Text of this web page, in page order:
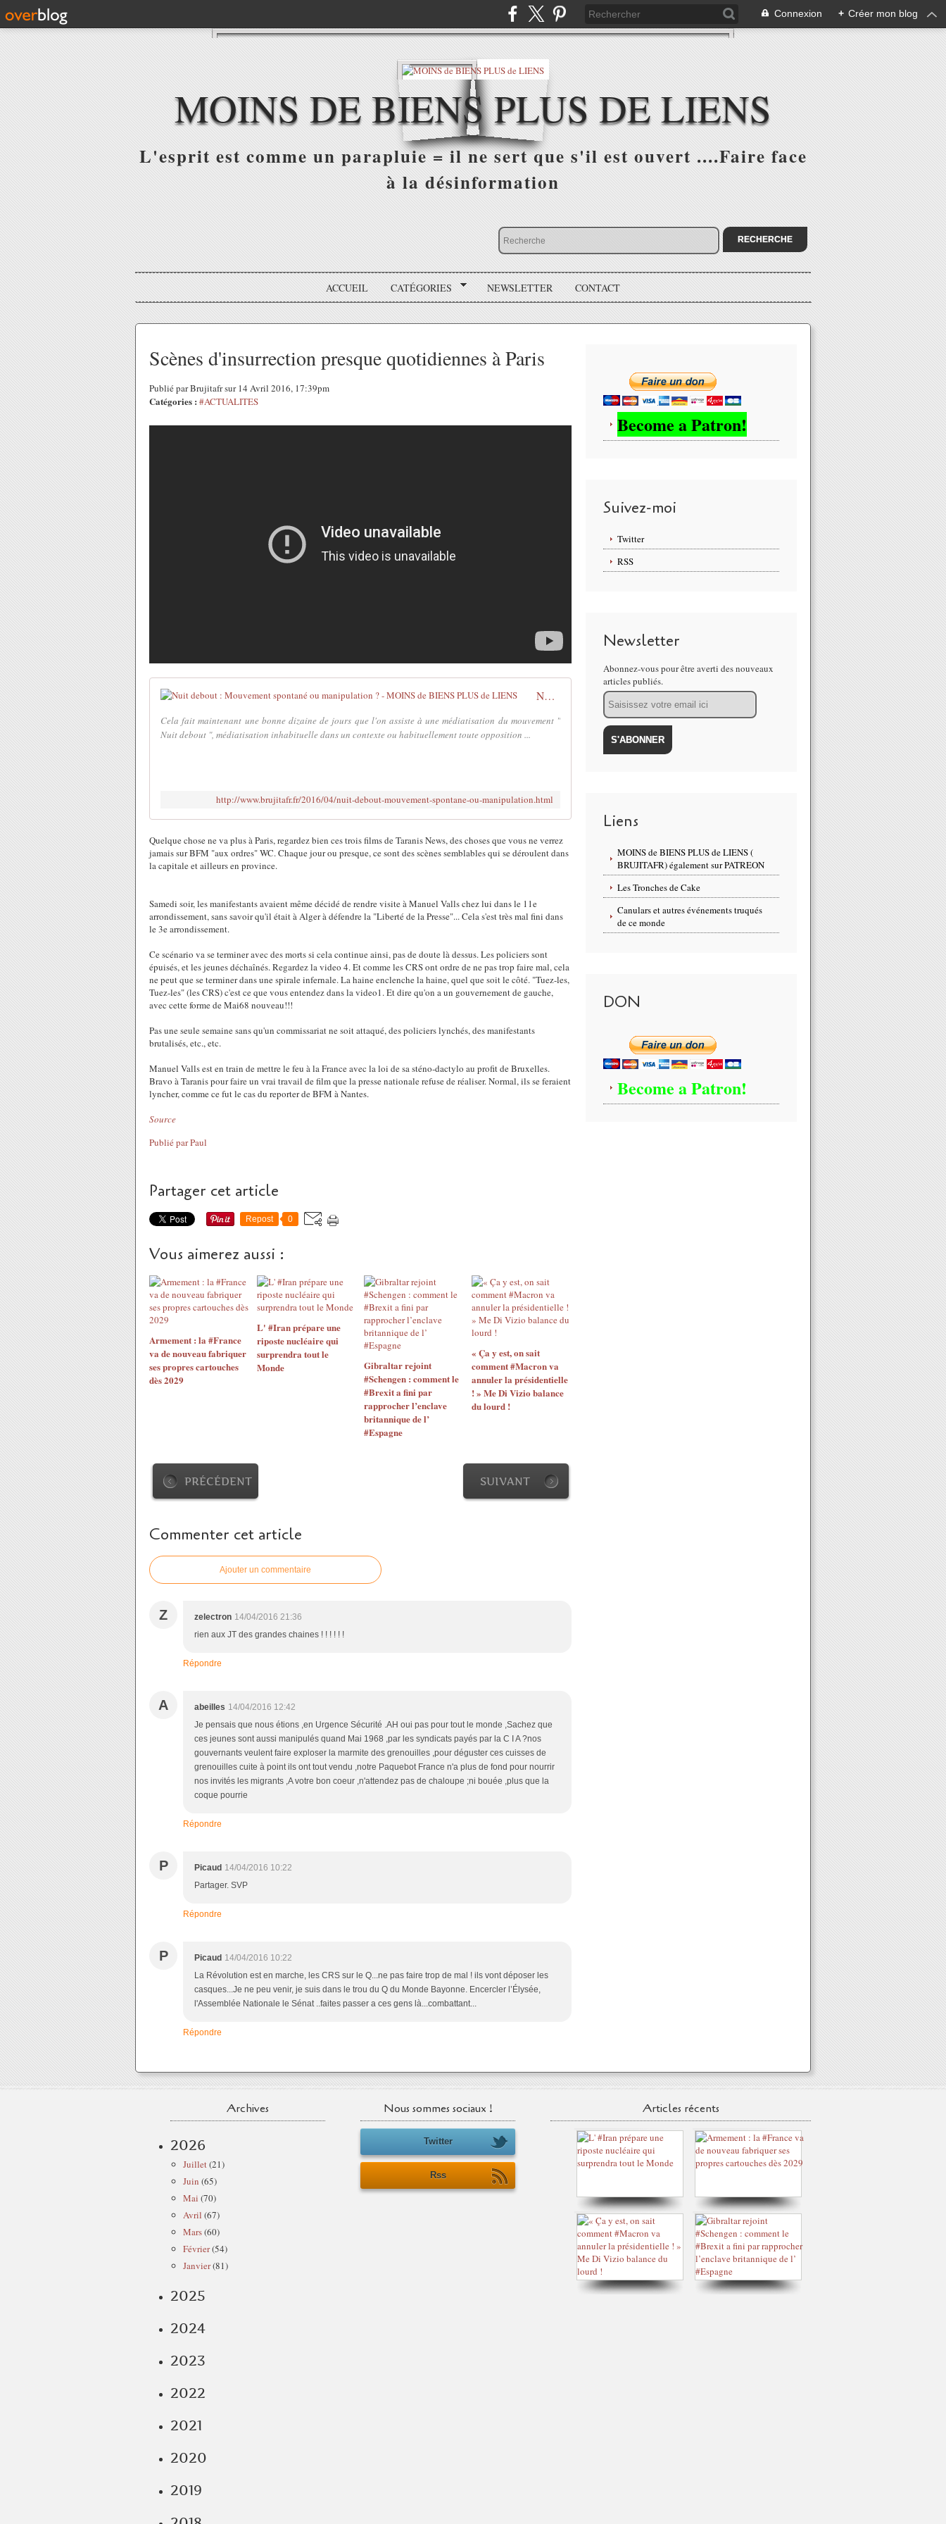
Connexion + Créer mon blog
MOINS DE BIENS PLUS DE LIENS
L'esprit est comme un parapluie = il ne sert que s'il est ouvert ....Faire face
à la désinformation
ACCUEIL CATÉGORIES NEWSLETTER CONTACT
Scènes d'insurrection presque quotidiennes à Paris
Publié par Brujitafr sur 14 Avril 2016, 17:39pm
Catégories : #ACTUALITES
Nuit debout : Mouvement spontané ou manipulation ? - MOINS de BIENS PLUS de LIENS
Cela fait maintenant une bonne dizaine de jours que l'on assiste à une médiatisation du mouvement "
Nuit debout ", médiatisation inhabituelle dans un contexte ou habituellement toute opposition ...
http://www.brujitafr.fr/2016/04/nuit-debout-mouvement-spontane-ou-manipulation.html
Quelque chose ne va plus à Paris, regardez bien ces trois films de Taranis News, des choses que vous ne verrez
jamais sur BFM "aux ordres" WC. Chaque jour ou presque, ce sont des scènes semblables qui se déroulent dans
la capitale et ailleurs en province.
Samedi soir, les manifestants avaient même décidé de rendre visite à Manuel Valls chez lui dans le 11e
arrondissement, sans savoir qu'il était à Alger à défendre la "Liberté de la Presse"... Cela s'est très mal fini dans
le 3e arrondissement.
Ce scénario va se terminer avec des morts si cela continue ainsi, pas de doute là dessus. Les policiers sont
épuisés, et les jeunes déchaînés. Regardez la video 4. Et comme les CRS ont ordre de ne pas trop faire mal, cela
ne peut que se terminer dans une spirale infernale. La haine enclenche la haine, quel que soit le côté. "Tuez-les,
Tuez-les" (les CRS) c'est ce que vous entendez dans la video1. Et dire qu'on a un gouvernement de gauche,
avec cette forme de Mai68 nouveau!!!
Pas une seule semaine sans qu'un commissariat ne soit attaqué, des policiers lynchés, des manifestants
brutalisés, etc., etc.
Manuel Valls est en train de mettre le feu à la France avec la loi de sa sténo-dactylo au profit de Bruxelles.
Bravo à Taranis pour faire un vrai travail de film que la presse nationale refuse de réaliser. Normal, ils se feraient
lyncher, comme ce fut le cas du reporter de BFM à Nantes.
Source
Publié par Paul
Partager cet article
Repost 0
Vous aimerez aussi :
Armement : la #France
va de nouveau fabriquer
ses propres cartouches
dès 2029
L' #Iran prépare une
riposte nucléaire qui
surprendra tout le
Monde
Gibraltar rejoint
#Schengen : comment le
#Brexit a fini par
rapprocher l’enclave
britannique de l’
#Espagne
« Ça y est, on sait
comment #Macron va
annuler la présidentielle
! » Me Di Vizio balance
du lourd !
PRÉCÉDENT SUIVANT
Commenter cet article
Ajouter un commentaire
Z zelectron 14/04/2016 21:36
rien aux JT des grandes chaines ! ! ! ! ! !
Répondre
A abeilles 14/04/2016 12:42
Je pensais que nous étions ,en Urgence Sécurité .AH oui pas pour tout le monde ,Sachez que
ces jeunes sont aussi manipulés quand Mai 1968 ,par les syndicats payés par la C I A ?nos
gouvernants veulent faire exploser la marmite des grenouilles ,pour déguster ces cuisses de
grenouilles cuite à point ils ont tout vendu ,notre Paquebot France n'a plus de fond pour nourrir
nos invités les migrants ,A votre bon coeur ,n'attendez pas de chaloupe ;ni bouée ,plus que la
coque pourrie
Répondre
P Picaud 14/04/2016 10:22
Partager. SVP
Répondre
P Picaud 14/04/2016 10:22
La Révolution est en marche, les CRS sur le Q...ne pas faire trop de mal ! ils vont déposer les
casques...Je ne peu venir, je suis dans le trou du Q du Monde Bayonne. Encercler l’Élysée,
l'Assemblée Nationale le Sénat ..faites passer a ces gens là...combattant...
Répondre
Become a Patron!
Suivez-moi
Twitter
RSS
Newsletter
Abonnez-vous pour être averti des nouveaux
articles publiés.
Email
Liens
MOINS de BIENS PLUS de LIENS (
BRUJITAFR) également sur PATREON
Les Tronches de Cake
Canulars et autres événements truqués
de ce monde
DON
Become a Patron!
Archives
2026
Juillet(21)
Juin (65)
Mai (70)
Avril (67)
Mars(60)
Février(54)
Janvier(81)
2025
2024
2023
2022
2021
2020
2019
Nous sommes sociaux !
Twitter
Rss
Articles récents